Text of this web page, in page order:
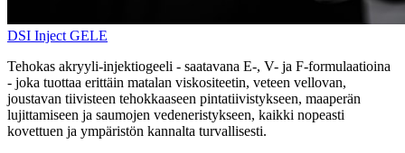
DSI Inject GELE
Tehokas akryyli-injektiogeeli - saatavana E-, V- ja F-formulaatioina
- joka tuottaa erittäin matalan viskositeetin, veteen vellovan,
joustavan tiivisteen tehokkaaseen pintatiivistykseen, maaperän
lujittamiseen ja saumojen vedeneristykseen, kaikki nopeasti
kovettuen ja ympäristön kannalta turvallisesti.